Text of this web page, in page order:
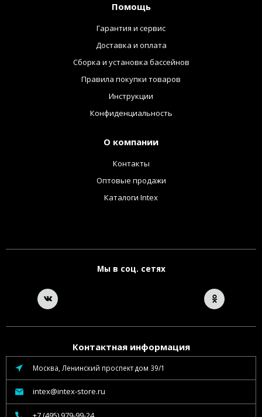
Помощь
Гарантия и сервис
Доставка и оплата
Сборка и установка бассейнов
Правила покупки товаров
Инструкции
Конфиденциальность
О компании
Контакты
Оптовые продажи
Каталоги Intex
Мы в соц. сетях
Контактная информация
Москва, Ленинский проспект дом 39/1
intex@intex-store.ru